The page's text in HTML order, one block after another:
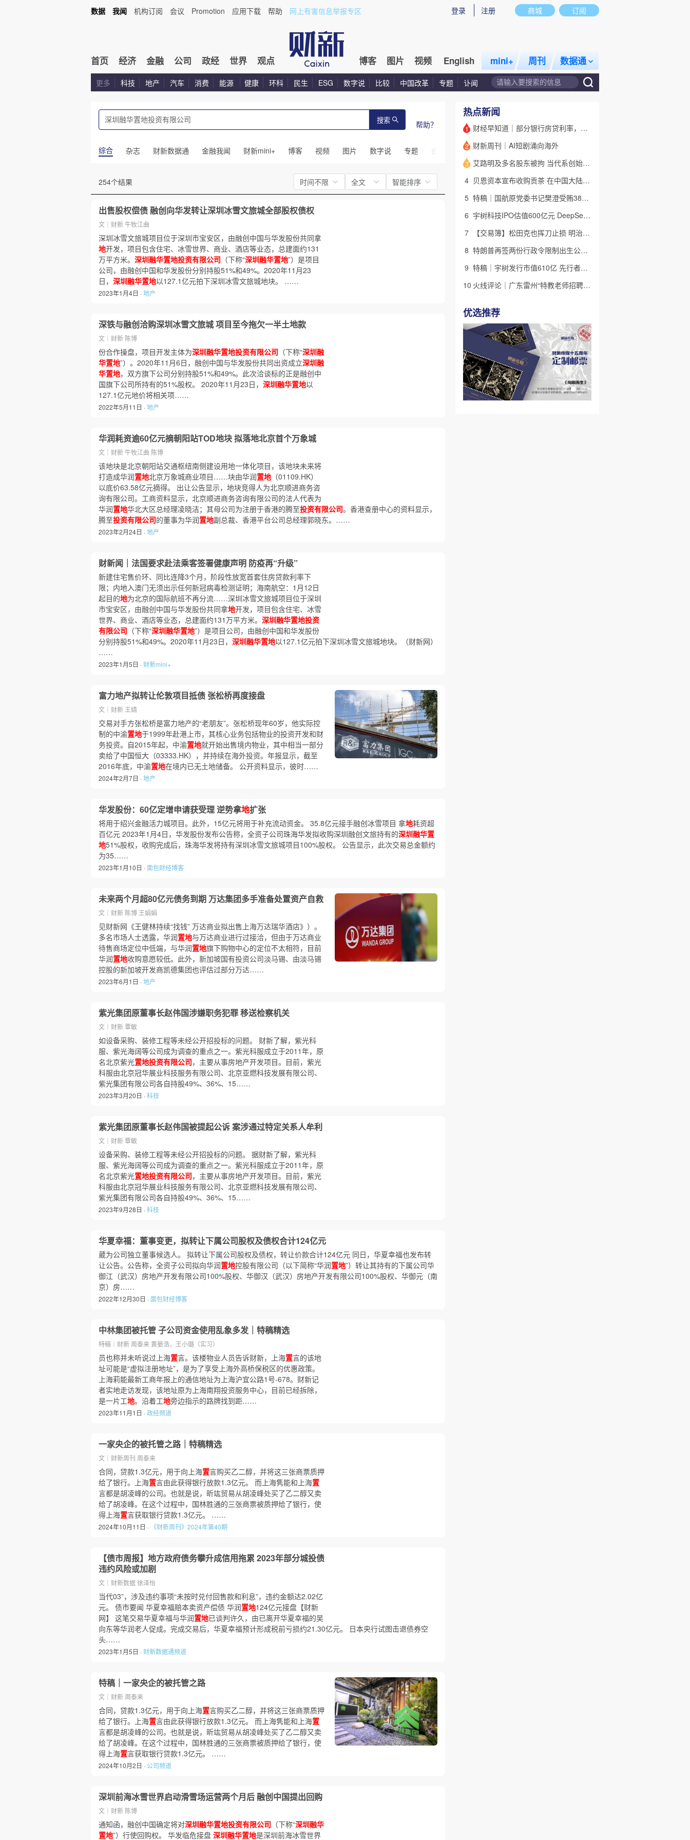
商城 订阅
登录 注册
数据 我闻 机构订阅 会议 Promotion 应用下载 帮助 网上有害信息举报专区
首页 经济 金融 公司 政经 世界 观点 博客 图片 视频 English mini+ 周刊 数据通
更多 科技 地产 汽车 消费 能源 健康 环科 民生 ESG 数字说 比较 中国改革 专题 讣闻
搜索 帮助？
综合 杂志 财新数据通 金融我闻 财新mini+ 博客 视频 图片 数字说 专题 会议 话题 特别呈现 私房课
254个结果 时间不限 全文 智能排序
出售股权偿债 融创向华发转让深圳冰雪文旅城全部股权债权
文｜财新 牛牧江曲
深圳冰雪文旅城项目位于深圳市宝安区，由融创中国与华发股份共同拿
地开发，项目包含住宅、冰雪世界、商业、酒店等业态，总建面约131
万平方米。 深圳融华置地投资有限公司 （下称“深圳融华置地”）是项目
公司，由融创中国和华发股份分别持股51%和49%。2020年11月23
日， 深圳融华置地以127.1亿元拍下深圳冰雪文旅城地块。 ……
2023年1月4日 ·地产
深铁与融创洽购深圳冰雪文旅城 项目至今拖欠一半土地款
文｜财新 陈博
份合作操盘，项目开发主体为深圳融华置地投资有限公司 （下称“深圳融
华置地”）。2020年11月6日，融创中国与华发股份共同出资成立深圳融
华置地，双方旗下公司分别持股51%和49%。此次洽谈标的正是融创中
国旗下公司所持有的51%股权。 2020年11月23日， 深圳融华置地以
127.1亿元地价将相关项……
2022年5月11日 ·地产
华润耗资逾60亿元摘朝阳站TOD地块 拟落地北京首个万象城
文｜财新 牛牧江曲 陈博
该地块是北京朝阳站交通枢纽南侧建设用地一体化项目，该地块未来将
打造成华润置地北京万象城商业项目……块由华润置地 （01109.HK）
以底价63.58亿元摘得。 出让公告显示，地块竞得人为北京顺进商务咨
询有限公司。工商资料显示，北京顺进商务咨询有限公司的法人代表为
华润置地华北大区总经理凌晓洁；其母公司为注册于香港的腾至投资有限公司。香港查册中心的资料显示，
腾至投资有限公司的董事为华润置地副总裁、香港平台公司总经理郭晓东。……
2023年2月24日 ·地产
财新闻｜法国要求赴法乘客签署健康声明 防疫再“升级”
新建住宅售价环、同比连降3个月，阶段性放宽首套住房贷款利率下
限；内地入澳门无须出示任何新冠病毒检测证明；海南航空：1月12日
起目的地为北京的国际航班不再分流……深圳冰雪文旅城项目位于深圳
市宝安区，由融创中国与华发股份共同拿地开发，项目包含住宅、冰雪
世界、商业、酒店等业态，总建面约131万平方米。 深圳融华置地投资
有限公司 （下称“深圳融华置地”）是项目公司，由融创中国和华发股份
分别持股51%和49%。2020年11月23日， 深圳融华置地以127.1亿元拍下深圳冰雪文旅城地块。（财新网）
……
2023年1月5日 · 财新mini+
富力地产拟转让伦敦项目抵债 张松桥再度接盘
文｜财新 王婧
交易对手方张松桥是富力地产的“老朋友”。张松桥现年60岁，他实际控
制的中渝置地于1999年赴港上市，其核心业务包括物业的投资开发和财
务投资。自2015年起，中渝置地就开始出售境内物业，其中相当一部分
卖给了中国恒大（03333.HK），并持续在海外投资。年报显示，截至
2016年底，中渝置地在境内已无土地储备。 公开资料显示，彼时……
2024年2月7日 ·地产
华发股份：60亿定增申请获受理 逆势拿地扩张
将用于绍兴金融活力城项目。此外，15亿元将用于补充流动资金。 35.8亿元接手融创冰雪项目 拿地耗资超
百亿元 2023年1月4日，华发股份发布公告称，全资子公司珠海华发拟收购深圳融创文旅持有的深圳融华置
地51%股权，收购完成后，珠海华发将持有深圳冰雪文旅城项目100%股权。 公告显示，此次交易总金额约
为35……
2023年1月10日 ·面包财经博客
未来两个月超80亿元债务到期 万达集团多手准备处置资产自救
文｜财新 陈博 王娟娟
见财新网《王健林持续“找钱” 万达商业拟出售上海万达瑞华酒店》）。
多名市场人士透露，华润置地与万达商业进行过接洽，但由于万达商业
待售商场定位中低端，与华润置地旗下购物中心的定位不太相符，目前
华润置地收购意愿较低。此外，新加坡国有投资公司淡马锡、由淡马锡
控股的新加坡开发商凯德集团也评估过部分万达……
2023年6月1日 ·地产
紫光集团原董事长赵伟国涉嫌职务犯罪 移送检察机关
文｜财新 覃敏
如设备采购、装修工程等未经公开招投标的问题。 财新了解，紫光科
服、紫光海阔等公司成为调查的重点之一。紫光科服成立于2011年，原
名北京紫光置地投资有限公司，主要从事房地产开发项目。目前，紫光
科服由北京冠华展业科技服务有限公司、北京亚燃科技发展有限公司、
紫光集团有限公司各自持股49%、36%、15……
2023年3月20日 ·科技
紫光集团原董事长赵伟国被提起公诉 案涉通过特定关系人牟利
文｜财新 覃敏
设备采购、装修工程等未经公开招投标的问题。 据财新了解，紫光科
服、紫光海阔等公司成为调查的重点之一。紫光科服成立于2011年，原
名北京紫光置地投资有限公司，主要从事房地产开发项目。目前，紫光
科服由北京冠华展业科技服务有限公司、北京亚燃科技发展有限公司、
紫光集团有限公司各自持股49%、36%、15……
2023年9月28日 ·科技
华夏幸福：董事变更，拟转让下属公司股权及债权合计124亿元
葳为公司独立董事候选人。 拟转让下属公司股权及债权，转让价款合计124亿元 同日，华夏幸福也发布转
让公告。公告称，全资子公司拟向华润置地控股有限公司（以下简称“华润置地”）转让其持有的下属公司华
御江（武汉）房地产开发有限公司100%股权、华御汉（武汉）房地产开发有限公司100%股权、华御元（南
京）房……
2022年12月30日 ·面包财经博客
中林集团被托管 子公司资金使用乱象多发｜特稿精选
特稿｜财新 周泰来 黄晏浩，王小璐（实习）
员也称并未听说过上海置言。该楼物业人员告诉财新，上海置言的该地
址可能是“虚拟注册地址”，是为了享受上海外高桥保税区的优惠政策。
上海莉能最新工商年报上的通信地址为上海沪宜公路1号-678。财新记
者实地走访发现，该地址原为上海南翔投资服务中心，目前已经拆除，
是一片工地。沿着工地旁边指示的路牌找到距……
2023年11月1日 ·政经频道
一家央企的被托管之路｜特稿精选
文｜财新周刊 周泰来
合同，贷款1.3亿元，用于向上海置言购买乙二醇，并将这三张商票质押
给了银行。上海置言由此获得银行放款1.3亿元。 而上海隽能和上海置
言都是胡凌峰的公司。也就是说，昕竑贸易从胡凌峰处买了乙二醇又卖
给了胡凌峰。在这个过程中，国林胜通的三张商票被质押给了银行，使
得上海置言获取银行贷款1.3亿元。 ……
2024年10月11日 · 《财新周刊》2024年第40期
【债市周报】地方政府债务攀升成信用拖累 2023年部分城投债
违约风险或加剧
文｜财新数据 徐泽怡
当代03”，涉及违约事项“未按时兑付回售款和利息”，违约金额达2.02亿
元。 债市要闻 华夏幸福赔本卖资产偿债 华润置地124亿元接盘【财新
网】 这笔交易华夏幸福与华润置地已谈判许久，由已离开华夏幸福的吴
向东等华润老人促成。完成交易后，华夏幸福预计形成税前亏损约21.30亿元。 日本央行试图击退债券空
头……
2023年1月5日 · 财新数据通频道
特稿｜一家央企的被托管之路
文｜财新 周泰来
合同，贷款1.3亿元，用于向上海置言购买乙二醇，并将这三张商票质押
给了银行。上海置言由此获得银行放款1.3亿元。 而上海隽能和上海置
言都是胡凌峰的公司。也就是说，昕竑贸易从胡凌峰处买了乙二醇又卖
给了胡凌峰。在这个过程中，国林胜通的三张商票被质押给了银行，使
得上海置言获取银行贷款1.3亿元。 ……
2024年10月2日 · 公司频道
深圳前海冰雪世界启动滑雪场运营两个月后 融创中国提出回购
文｜财新 陈博
通知函，融创中国确定将对深圳融华置地投资有限公司 （下称“深圳融华
置地”）行使回购权。 华发临危接盘 深圳融华置地是深圳前海冰雪世界
热点新闻
1 财经早知道｜部分银行房贷利率，降至“2字头
2 财新周刊｜AI短剧涌向海外
3
艾路明及多名股东被拘 当代系创始人因何此时被清算
4
贝恩资本宣布收购贡茶 在中国大陆无法注册商标后退出市场
5
特稿｜国航原党委书记樊澄受贿3847万元二审待宣判 否认大多数指控
6
宇树科技IPO估值600亿元 DeepSeek参与战略配售
7
【交易簿】松田克也挥刀止损 明治折戟中国乳业
8
特朗普再签两份行政令限制出生公民权 意图打击生育旅游产业(含视频)
9
特稿｜宇树发行市值610亿 先行者的加速和考验
10
火线评论｜广东雷州“特教老师招聘违规”很雷，仍有诸多疑点
优选推荐